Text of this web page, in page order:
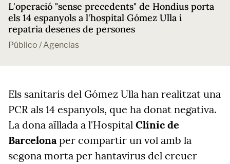
L'operació "sense precedents" de Hondius porta
els 14 espanyols a l'hospital Gómez Ulla i
repatria desenes de persones
Público / Agencias
Els sanitaris del Gómez Ulla han realitzat una
PCR als 14 espanyols, que ha donat negativa.
La dona aïllada a l'Hospital Clínic de
Barcelonaper compartir un vol amb la
segona morta per hantavirus del creuer